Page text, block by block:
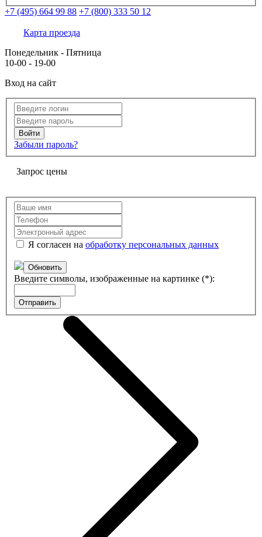
+7 (495) 664 99 88 +7 (800) 333 50 12
Карта проезда
Понедельник - Пятница
10-00 - 19-00
Вход на сайт
Забыли пароль?
Запрос цены
Я согласен на обработку персональных данных
Обновить
Введите символы, изображенные на картинке (*):